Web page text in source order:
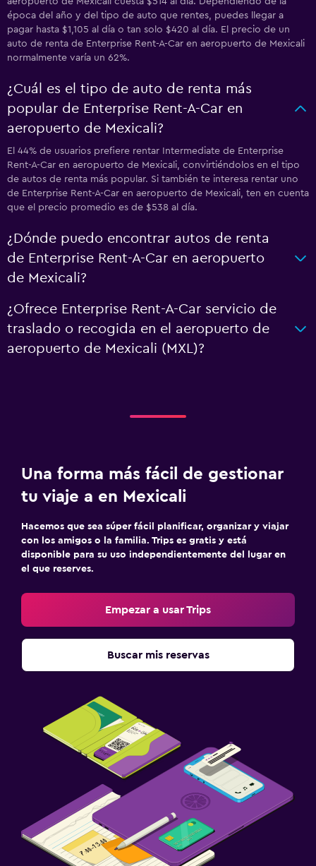
época del año y del tipo de auto que rentes, puedes llegar a
pagar hasta $1,105 al día o tan solo $420 al día. El precio de un
auto de renta de Enterprise Rent-A-Car en aeropuerto de Mexicali
normalmente varía un 62%.
¿Cuál es el tipo de auto de renta más
popular de Enterprise Rent-A-Car en
aeropuerto de Mexicali?
El 44% de usuarios prefiere rentar Intermediate de Enterprise
Rent-A-Car en aeropuerto de Mexicali, convirtiéndolos en el tipo
de autos de renta más popular. Si también te interesa rentar uno
de Enterprise Rent-A-Car en aeropuerto de Mexicali, ten en cuenta
que el precio promedio es de $538 al día.
¿Dónde puedo encontrar autos de renta
de Enterprise Rent-A-Car en aeropuerto
de Mexicali?
¿Ofrece Enterprise Rent-A-Car servicio de
traslado o recogida en el aeropuerto de
aeropuerto de Mexicali (MXL)?
Una forma más fácil de gestionar
tu viaje a en Mexicali
Hacemos que sea súper fácil planificar, organizar y viajar
con los amigos o la familia. Trips es gratis y está
disponible para su uso independientemente del lugar en
el que reserves.
Empezar a usar Trips
Buscar mis reservas